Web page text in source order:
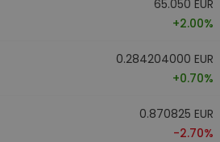
65.050 EUR
+2.00%
0.284204000 EUR
+0.70%
0.870825 EUR
-2.70%